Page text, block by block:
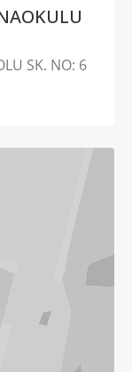
SK. NO: 6